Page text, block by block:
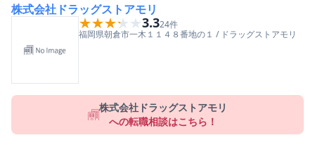
株式会社ドラッグストアモリ
★★★★★
★★★★★3.324件
福岡県朝倉市一木１１４８番地の１ / ドラッグストアモリ
株式会社ドラッグストアモリ
への転職相談はこちら！